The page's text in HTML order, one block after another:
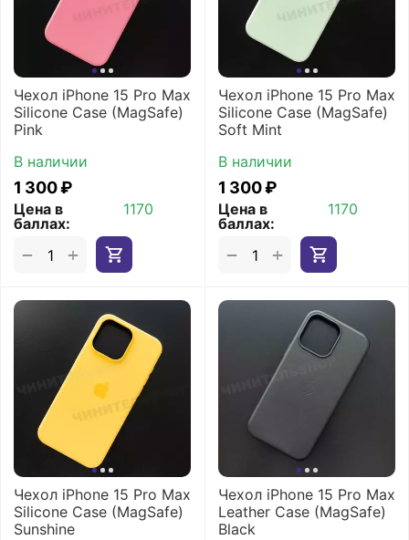
Чехол iPhone 15 Pro Max
Silicone Case (MagSafe)
Pink
В наличии
1 300₽
Цена в
баллах:
1170
+
−
Чехол iPhone 15 Pro Max
Silicone Case (MagSafe)
Soft Mint
В наличии
1 300₽
Цена в
баллах:
1170
+
−
Чехол iPhone 15 Pro Max
Silicone Case (MagSafe)
Sunshine
Чехол iPhone 15 Pro Max
Leather Case (MagSafe)
Black